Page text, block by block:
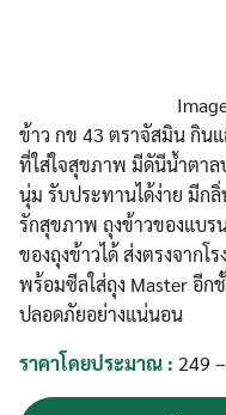
ข้าว กข 43 ตราจัสมิน กิน
ที่ใส่ใจสุขภาพ มีดันีน้ำตาล
นุ่ม รับประทานได้ง่าย มีก
รักสุขภาพ ถุงข้าวของแบร
ของถุงข้าวได้ ส่งตรงจากโ
พร้อมซีลใส่ถุง Master อีก
ปลอดภัยอย่างแน่นอน
ราคาโดยประมาณ : 249